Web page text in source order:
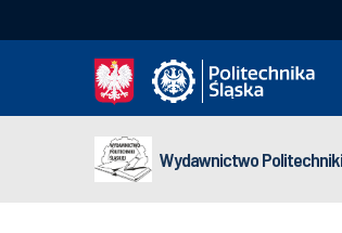
Wydawnictwo